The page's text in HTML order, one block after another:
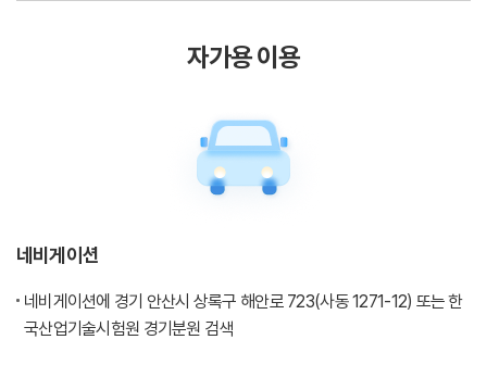
자가용 이용
네비게이션
네비게이션에 경기 안산시 상록구 해안로 723(사동 1271-12) 또는 한
국산업기술시험원 경기분원 검색